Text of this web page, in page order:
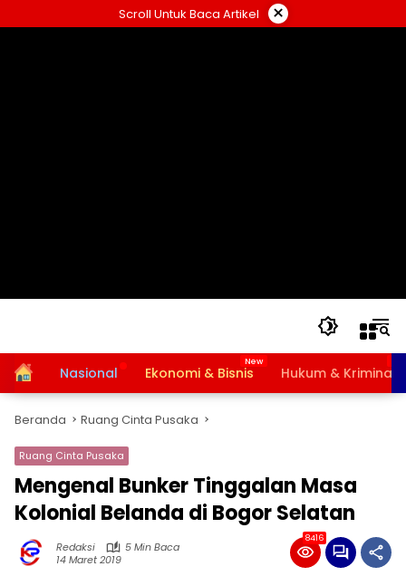
ke
Scroll Untuk Baca Artikel ×
HomeNasional Ekonomi & Bisnis Hukum & Kriminal
Beranda Ruang Cinta Pusaka
Ruang Cinta Pusaka
Mengenal Bunker Tinggalan Masa
Kolonial Belanda di Bogor Selatan
Redaksi
5 Min Baca
14 Maret 2019
8416